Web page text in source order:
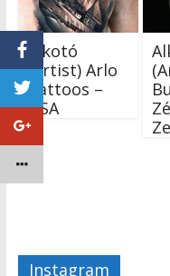
Alkotó
(Artist) Arlo
Tattoos –
USA
Instagram